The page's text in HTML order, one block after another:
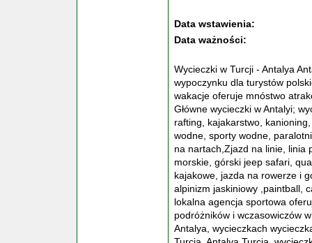
Data wstawienia:
Data ważności:
Wycieczki w Turcji - Antalya
wypoczynku dla turystów
wakacje oferuje mnóstwo
Główne wycieczki w Antalyi;
rafting, kajakarstwo,
wodne, sporty wodne,
na nartach,Zjazd na linie, linia
morskie, górski jeep safari,
kajakowe, jazda na rowerze i
alpinizm jaskiniowy ,paintball,
lokalna agencja sportowa
podróżników i wczasowiczów
Antalya, wycieczkach